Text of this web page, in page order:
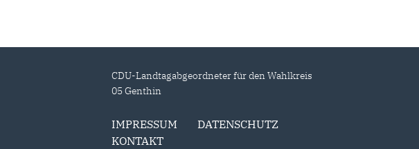
CDU-Landtagabgeordneter für den Wahlkreis
05 Genthin
IMPRESSUM
DATENSCHUTZ
KONTAKT